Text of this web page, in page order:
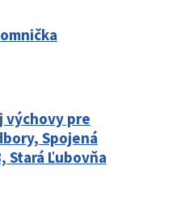
výchovy pre
Spojená
Stará Ľubovňa